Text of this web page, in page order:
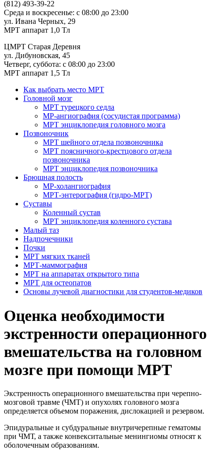
(812) 493-39-22
Среда и воскресенье: с 08:00 до 23:00
ул. Ивана Черных, 29
МРТ аппарат 1,0 Тл
ЦМРТ Старая Деревня
ул. Дибуновская, 45
Четверг, суббота: с 08:00 до 23:00
МРТ аппарат 1,5 Тл
Как выбрать место МРТ
Головной мозг
МРТ турецкого седла
МР-ангиография (сосудистая программа)
МРТ энциклопедия головного мозга
Позвоночник
МРТ шейного отдела позвоночника
МРТ поясничного-крестцового отдела
позвоночника
МРТ энциклопедия позвоночника
Брюшная полость
МР-холангиография
МРТ-энтерография (гидро-МРТ)
Суставы
Коленный сустав
МРТ энциклопедия коленного сустава
Малый таз
Надпочечники
Почки
МРТ мягких тканей
МРТ-маммография
МРТ на аппаратах открытого типа
МРТ для остеопатов
Основы лучевой диагностики для студентов-медиков
Оценка необходимости
экстренности операционного
вмешательства на головном
мозге при помощи МРТ
Экстренность операционного вмешательства при черепно-
мозговой травме (ЧМТ) и опухолях головного мозга
определяется объемом поражения, дислокацией и резервом.
Эпидуральные и субдуральные внутричерепные гематомы
при ЧМТ, а также конвекситальные менингиомы относят к
оболочечным образованиям.